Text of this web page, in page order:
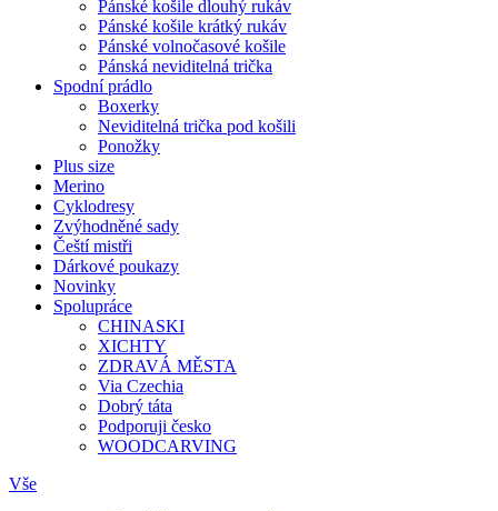
Pánské košile dlouhý rukáv
Pánské košile krátký rukáv
Pánské volnočasové košile
Pánská neviditelná trička
Spodní prádlo
Boxerky
Neviditelná trička pod košili
Ponožky
Plus size
Merino
Cyklodresy
Zvýhodněné sady
Čeští mistři
Dárkové poukazy
Novinky
Spolupráce
CHINASKI
XICHTY
ZDRAVÁ MĚSTA
Via Czechia
Dobrý táta
Podporuji česko
WOODCARVING
Vše